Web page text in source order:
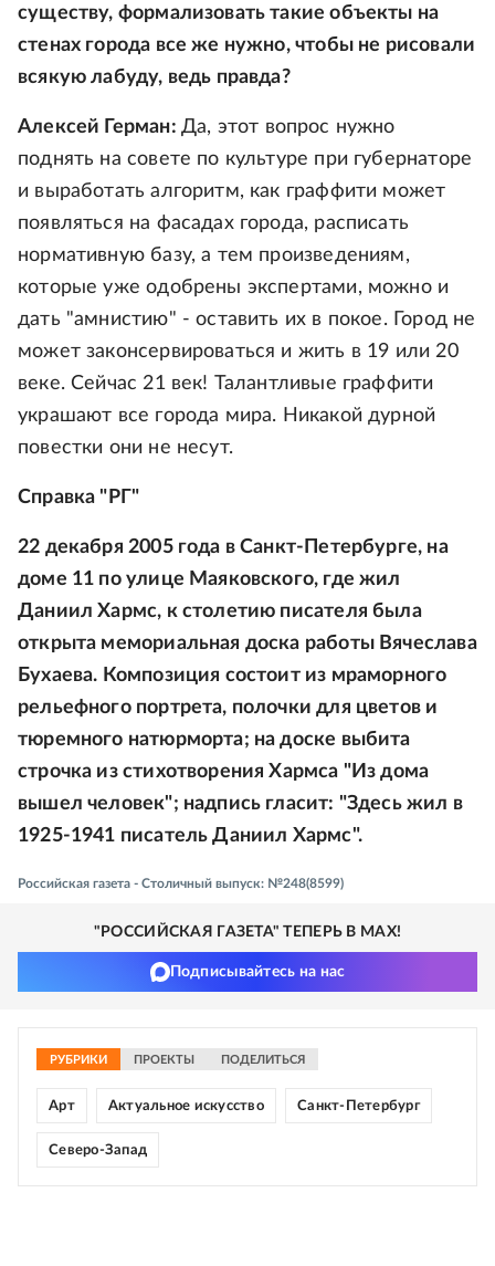
существу, формализовать такие объекты на
стенах города все же нужно, чтобы не рисовали
всякую лабуду, ведь правда?
Алексей Герман: Да, этот вопрос нужно
поднять на совете по культуре при губернаторе
и выработать алгоритм, как граффити может
появляться на фасадах города, расписать
нормативную базу, а тем произведениям,
которые уже одобрены экспертами, можно и
дать "амнистию" - оставить их в покое. Город не
может законсервироваться и жить в 19 или 20
веке. Сейчас 21 век! Талантливые граффити
украшают все города мира. Никакой дурной
повестки они не несут.
Справка "РГ"
22 декабря 2005 года в Санкт-Петербурге, на
доме 11 по улице Маяковского, где жил
Даниил Хармс, к столетию писателя была
открыта мемориальная доска работы Вячеслава
Бухаева. Композиция состоит из мраморного
рельефного портрета, полочки для цветов и
тюремного натюрморта; на доске выбита
строчка из стихотворения Хармса "Из дома
вышел человек"; надпись гласит: "Здесь жил в
1925-1941 писатель Даниил Хармс".
Российская газета - Столичный выпуск: №248(8599)
"РОССИЙСКАЯ ГАЗЕТА" ТЕПЕРЬ В MAX!
Подписывайтесь на нас
РУБРИКИ ПРОЕКТЫ ПОДЕЛИТЬСЯ
Арт Актуальное искусство Санкт-Петербург
Северо-Запад